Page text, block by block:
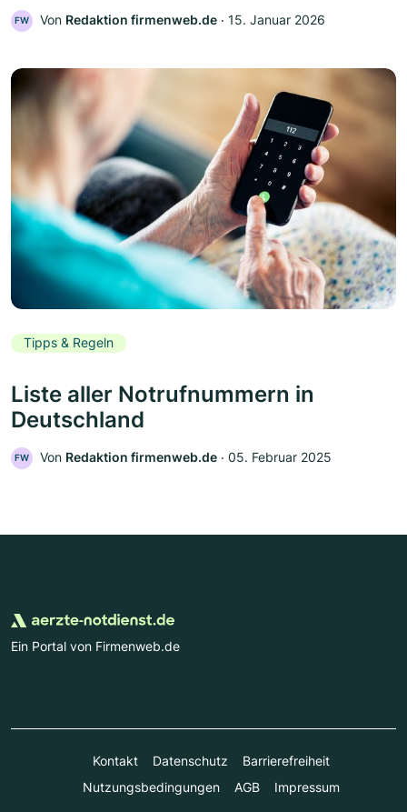
FW Von Redaktion firmenweb.de ‧ 15. Januar 2026
Tipps & Regeln
Liste aller Notrufnummern in
Deutschland
FW Von Redaktion firmenweb.de ‧ 05. Februar 2025
Ein Portal von Firmenweb.de
Kontakt Datenschutz
Barrierefreiheit
Nutzungsbedingungen
AGB Impressum